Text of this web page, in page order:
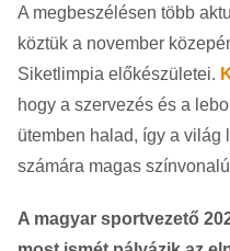
A megbeszélésen több
köztük a november
Siketlimpia előkészületei.
hogy a szervezés és a
ütemben halad, így a világ
számára magas
A magyar sportvezető